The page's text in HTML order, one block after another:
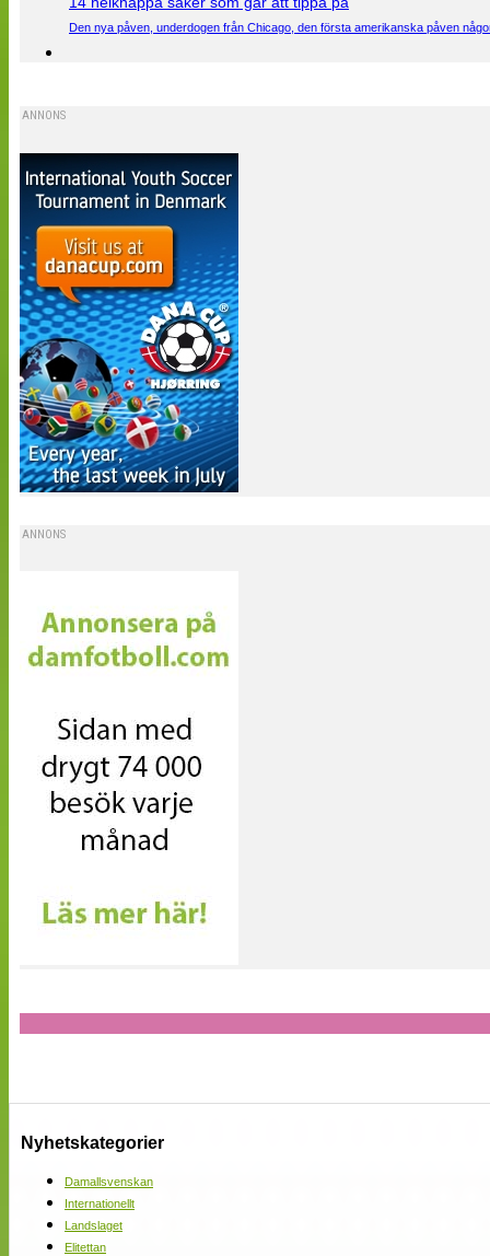
Den nya påven, underdogen från Chicago, den första amerikanska påven
ANNONS
ANNONS
Nyhetskategorier
Damallsvenskan
Internationellt
Landslaget
Elitettan